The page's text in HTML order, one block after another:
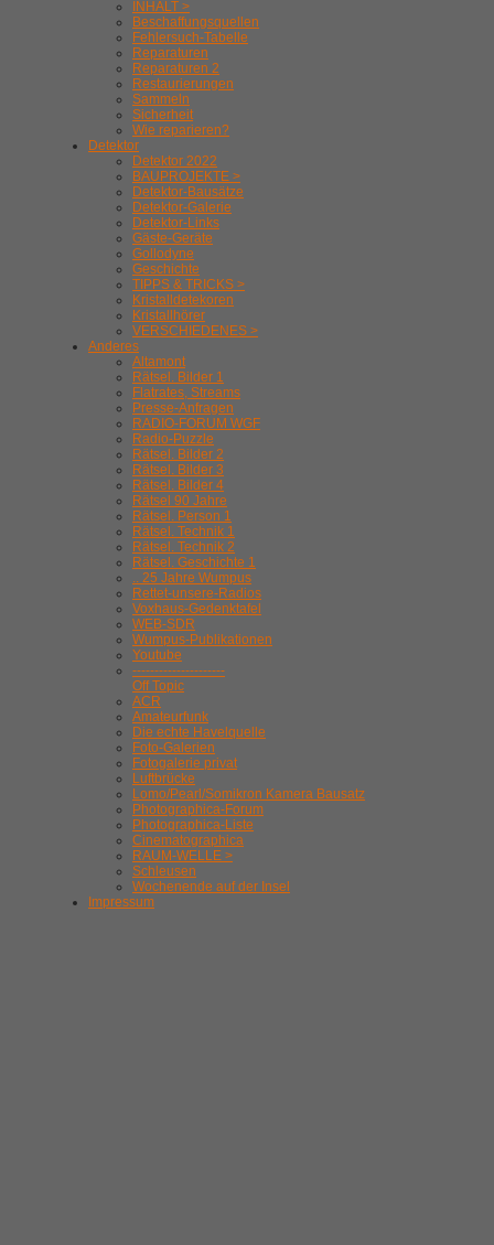
INHALT >
Beschaffungsquellen
Fehlersuch-Tabelle
Reparaturen
Reparaturen 2
Restaurierungen
Sammeln
Sicherheit
Wie reparieren?
Detektor
Detektor 2022
BAUPROJEKTE >
Detektor-Bausätze
Detektor-Galerie
Detektor-Links
Gäste-Geräte
Gollodyne
Geschichte
TIPPS & TRICKS >
Kristalldetekoren
Kristallhörer
VERSCHIEDENES >
Anderes
Altamont
Rätsel. Bilder 1
Flatrates, Streams
Presse-Anfragen
RADIO-FORUM WGF
Radio-Puzzle
Rätsel. Bilder 2
Rätsel. Bilder 3
Rätsel. Bilder 4
Rätsel 90 Jahre
Rätsel. Person 1
Rätsel. Technik 1
Rätsel. Technik 2
Rätsel. Geschichte 1
.. 25 Jahre Wumpus
Rettet-unsere-Radios
Voxhaus-Gedenktafel
WEB-SDR
Wumpus-Publikationen
Youtube
---------------------
Off Topic
ACR
Amateurfunk
Die echte Havelquelle
Foto-Galerien
Fotogalerie privat
Luftbrücke
Lomo/Pearl/Somikron Kamera Bausatz
Photographica-Forum
Photographica-Liste
Cinematographica
RAUM-WELLE >
Schleusen
Wochenende auf der Insel
Impressum